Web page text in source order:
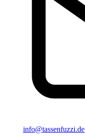
info@tassenfuzzi.de